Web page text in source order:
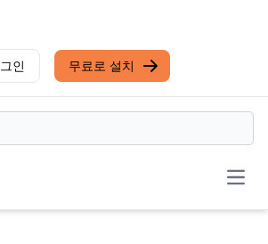
인 무료로 설치